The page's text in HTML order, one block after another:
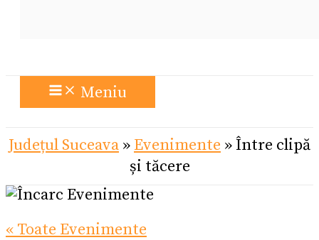
Meniu
Județul Suceava » Evenimente » Între clipă
și tăcere
« Toate Evenimente